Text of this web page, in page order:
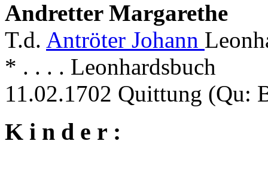
Andretter Margarethe
T.d. Antröter Johann
* . . . . Leonhardsbuch
11.02.1702 Quittung (Qu:
K i n d e r :